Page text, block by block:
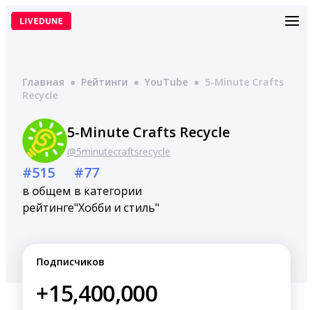
Перейти
Главная ● Рейтинги ● YouTube ● 5-Minute Crafts
Recycle
5-Minute Crafts Recycle
@5minutecraftsrecycle
#515
в общем
рейтинге
#77
в категории
"Хобби и стиль"
Подписчиков
+15,400,000